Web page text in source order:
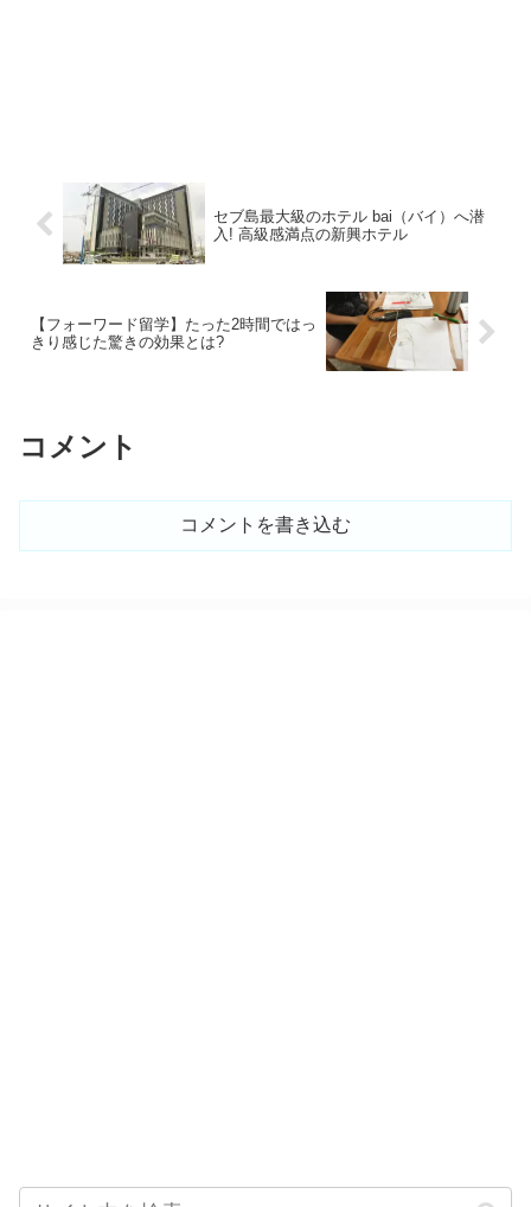
セブ島最大級のホテル bai（バイ）へ潜
入! 高級感満点の新興ホテル
【フォーワード留学】たった2時間ではっ
きり感じた驚きの効果とは?
コメント
コメントを書き込む